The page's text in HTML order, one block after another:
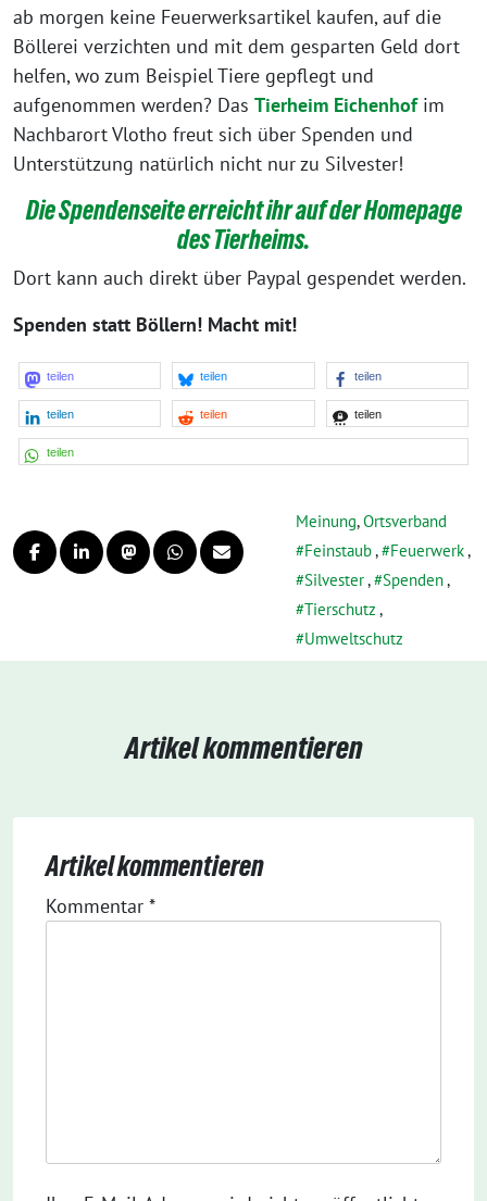
ab morgen keine Feuerwerksartikel kaufen, auf die
Böllerei verzichten und mit dem gesparten Geld dort
helfen, wo zum Beispiel Tiere gepflegt und
aufgenommen werden? Das Tierheim Eichenhofim
Nachbarort Vlotho freut sich über Spenden und
Unterstützung natürlich nicht nur zu Silvester!
Die Spendenseite erreicht ihr auf der Homepage
des Tierheims.
Dort kann auch direkt über Paypal gespendet werden.
Spenden statt Böllern! Macht mit!
teilen teilen teilen
teilen teilen teilen
teilen
Meinung,Ortsverband
Feinstaub, Feuerwerk,
Silvester, Spenden,
Tierschutz ,
Umweltschutz
Artikel kommentieren
Artikel kommentieren
Kommentar *